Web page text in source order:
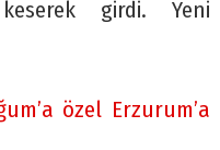
girdi. Yeni
özel Erzurum’a